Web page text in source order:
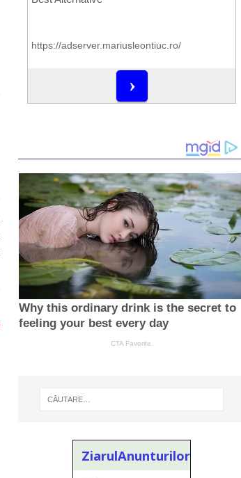
ZiarulAnunturilor.ro